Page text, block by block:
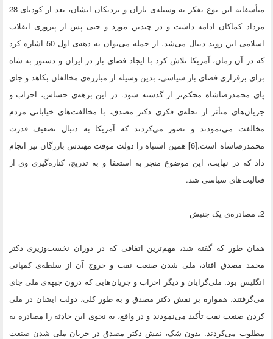
متأسفانه این نوع تفکر به وسیله‌ی یاران و نزدیکان ایشان، بعد از کودتای 28
مرداد کماکان ادامه داشت و در چندین مورد و حتی پس از پیروزی انقلاب
اسلامی این روند دنبال می‌شد. از جمله می‌توان به دهه‌ی اول 50 اشاره کرد
که در آن زمان، آمریکا تلاش کرد با ایجاد فضای باز در ایران و دستور به شاه
برای برقراری فضای باز سیاسی، بدین وسیله از مبارزه‌ی مخالفان بکاهد و جای
پای محمدرضاشاه محکم‌تر از گذشته شود. در این برهه‌ی حساس، احزاب و
جریان‌های متأثر از نحله‌ی فکری دکتر مصدق، با مخالفت‌های خیابانی مردم
مخالفت می‌نمودند و تصور می‌کردند که آمریکا به دنبال تضعیف قدرت
محمدرضاشاه است.[6] همین اشتباه را دولت موقت مهندس بازرگان نیز انجام
داد که در نهایت، این موضوع منجر به استعفا و به تدریج، کناره‌گیری وی از
فعالیت‌های سیاسی شد.
2. مصادره‌ی یک جنبش
همان طور که گفته شد، مهم‌ترین اتفاقی که در دوران نخست‌وزیری دکتر
محمد مصدق افتاد، ملی شدن صنعت نفت و خروج آن از سلطه‌ی کمپانی
انگلیس بود. ملی‌گرایان و دیگر احزاب و جریان‌هایی که درون جبهه‌ی ملی جای
می‌گرفتند، همواره بر نقش دکتر مصدق و به طور کلی، دولت ایشان در ملی
کردن صنعت نفت تأکید می‌نمودند و در واقع، به نحوی این حادثه را مصادره به
مطلوب می‌کردند. بدون شک، نقش دکتر مصدق در جریان ملی شدن صنعت